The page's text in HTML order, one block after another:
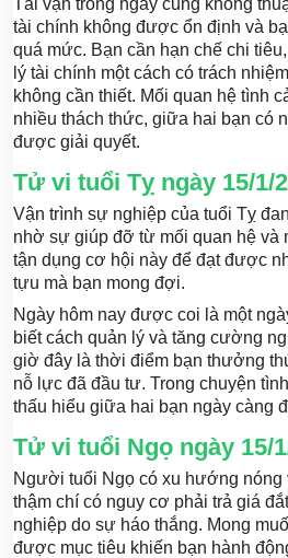
tài chính không được ổn định và
quá mức. Bạn cần hạn chế chi
lý tài chính một cách có trách
không cần thiết. Mối quan hệ tình
nhiều thách thức, giữa hai bạn có
được giải quyết.
Tử vi tuổi Tỵ ngày 15/1/
Vận trình sự nghiệp của tuổi Tỵ
nhờ sự giúp đỡ từ mối quan hệ và
tận dụng cơ hội này để đạt được
tựu mà bạn mong đợi.
Ngày hôm nay được coi là một
biết cách quản lý và tăng cường
giờ đây là thời điểm bạn thưởng
nỗ lực đã đầu tư. Trong chuyện
thấu hiểu giữa hai bạn ngày càng
Tử vi tuổi Ngọ ngày 15/
Người tuổi Ngọ có xu hướng
thậm chí có nguy cơ phải trả giá
nghiệp do sự háo thắng. Mong
được mục tiêu khiến bạn hành